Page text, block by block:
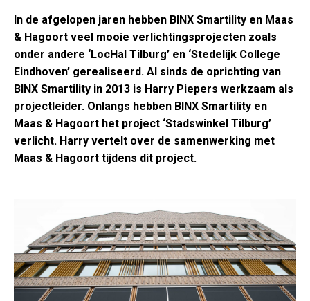
In de afgelopen jaren hebben BINX Smartility en Maas
& Hagoort veel mooie verlichtingsprojecten zoals
onder andere ‘LocHal Tilburg’ en ‘Stedelijk College
Eindhoven’ gerealiseerd. Al sinds de oprichting van
BINX Smartility in 2013 is Harry Piepers werkzaam als
projectleider. Onlangs hebben BINX Smartility en
Maas & Hagoort het project ‘Stadswinkel Tilburg’
verlicht. Harry vertelt over de samenwerking met
Maas & Hagoort tijdens dit project.